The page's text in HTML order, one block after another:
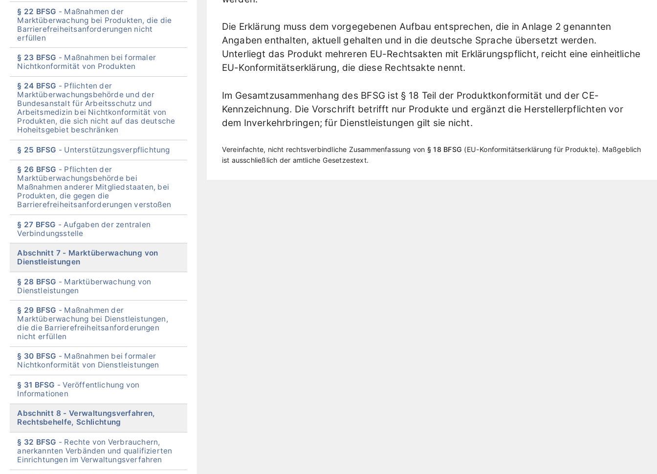
Die Erklärung muss dem vorgegebenen Aufbau entsprechen, die in Anlage 2 genannten
Angaben enthalten, aktuell gehalten und in die deutsche Sprache übersetzt werden.
Unterliegt das Produkt mehreren EU-Rechtsakten mit Erklärungspflicht, reicht eine einheitliche
EU-Konformitätserklärung, die diese Rechtsakte nennt.
Im Gesamtzusammenhang des BFSG ist § 18 Teil der Produktkonformität und der CE-
Kennzeichnung. Die Vorschrift betrifft nur Produkte und ergänzt die Herstellerpflichten vor
dem Inverkehrbringen; für Dienstleistungen gilt sie nicht.
Vereinfachte, nicht rechtsverbindliche Zusammenfassung von § 18 BFSG EU-Konformitätserklärung für Produkte . Maßgeblich
ist ausschließlich der amtliche Gesetzestext.
§ 22 BFSG
Maßnahmen der
Marktüberwachung bei Produkten, die die
Barrierefreiheitsanforderungen nicht
erfüllen
§ 23 BFSG
Maßnahmen bei formaler
Nichtkonformität von Produkten
§ 24 BFSG
Pflichten der
Marktüberwachungsbehörde und der
Bundesanstalt für Arbeitsschutz und
Arbeitsmedizin bei Nichtkonformität von
Produkten, die sich nicht auf das deutsche
Hoheitsgebiet beschränken
§ 25 BFSG Unterstützungsverpflichtung
§ 26 BFSG
Pflichten der
Marktüberwachungsbehörde bei
Maßnahmen anderer Mitgliedstaaten, bei
Produkten, die gegen die
Barrierefreiheitsanforderungen verstoßen
§ 27 BFSG
Aufgaben der zentralen
Verbindungsstelle
Abschnitt 7
Marktüberwachung von
Dienstleistungen
§ 28 BFSG
Marktüberwachung von
Dienstleistungen
§ 29 BFSG
Maßnahmen der
Marktüberwachung bei Dienstleistungen,
die die Barrierefreiheitsanforderungen
nicht erfüllen
§ 30 BFSG
Maßnahmen bei formaler
Nichtkonformität von Dienstleistungen
§ 31 BFSG
Veröffentlichung von
Informationen
Abschnitt 8
Verwaltungsverfahren,
Rechtsbehelfe, Schlichtung
§ 32 BFSG
Rechte von Verbrauchern,
anerkannten Verbänden und qualifizierten
Einrichtungen im Verwaltungsverfahren